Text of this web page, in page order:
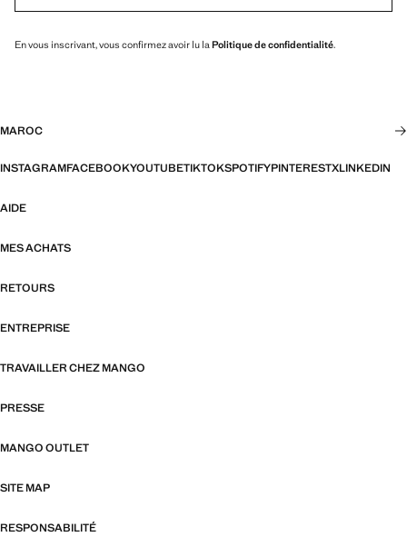
En vous inscrivant, vous confirmez avoir lu la Politique de confidentialité.
MAROC
INSTAGRAMFACEBOOKYOUTUBETIKTOKSPOTIFYPINTERESTXLINKEDIN
AIDE
MES ACHATS
RETOURS
ENTREPRISE
TRAVAILLER CHEZ MANGO
PRESSE
MANGO OUTLET
SITE MAP
RESPONSABILITÉ